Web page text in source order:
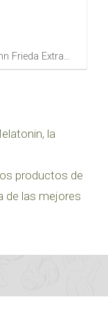
Frieda Extra…
la
productos de
de las mejores